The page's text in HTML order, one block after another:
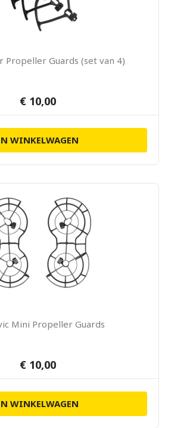
Propeller Guards (set van 4)
€ 10,00
WINKELWAGEN
Mini Propeller Guards
€ 10,00
WINKELWAGEN